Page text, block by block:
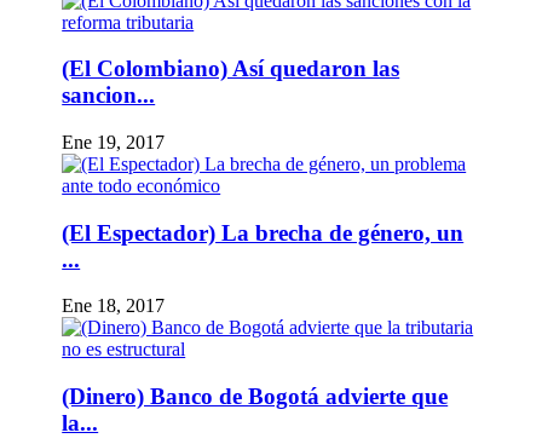
(El Colombiano) Así quedaron las
sancion...
Ene 19, 2017
(El Espectador) La brecha de género, un
...
Ene 18, 2017
(Dinero) Banco de Bogotá advierte que
la...